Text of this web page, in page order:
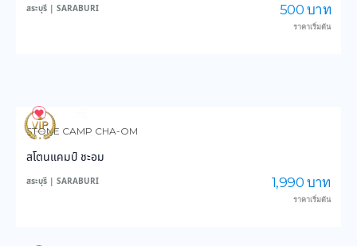
สระบุรี | SARABURI 500 บาท
ราคาเริ่มต้น
119
STONE CAMP CHA-OM
สโตนแคมป์ ชะอม
สระบุรี | SARABURI 1,990 บาท
ราคาเริ่มต้น